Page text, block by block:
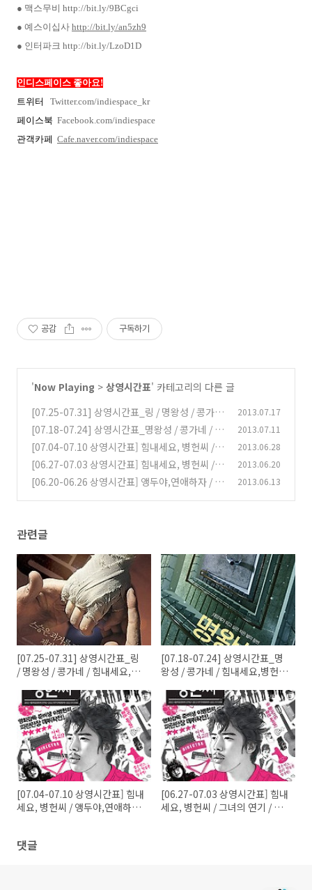
● 맥스무비 http://bit.ly/9BCgci
● 예스이십사 http://bit.ly/an5zh9
● 인터파크 http://bit.ly/LzoD1D
인디스페이스 좋아요!
트위터 Twitter.com/indiespace_kr
페이스북 Facebook.com/indiespace
관객카페 Cafe.naver.com/indiespace
공감 구독하기
'Now Playing > 상영시간표' 카테고리의 다른 글
[07.25-07.31] 상영시간표_링 / 명왕성 / 콩가네
/ 힘내세요,병헌씨 외
(0)
2013.07.17
[07.18-07.24] 상영시간표_명왕성 / 콩가네 / 힘
내세요,병헌씨 외
(0)
2013.07.11
[07.04-07.10 상영시간표] 힘내세요, 병헌씨 /
앵두야,연애하자 / 춤추는 숲 / 마이 라띠마 외
(0)
2013.06.28
[06.27-07.03 상영시간표] 힘내세요, 병헌씨 /
그녀의 연기 / 춤추는 숲 / 앵두야, 연애하자 / 마
2013.06.20
[06.20-06.26 상영시간표] 앵두야,연애하자 / 마
2013.06.13
관련글
[07.25-07.31] 상영시간표_링
/ 명왕성 / 콩가네 / 힘내세요,병
[07.18-07.24] 상영시간표_명
왕성 / 콩가네 / 힘내세요,병헌씨
[07.04-07.10 상영시간표] 힘내
세요, 병헌씨 / 앵두야,연애하자
[06.27-07.03 상영시간표] 힘내
세요, 병헌씨 / 그녀의 연기 / 춤
댓글